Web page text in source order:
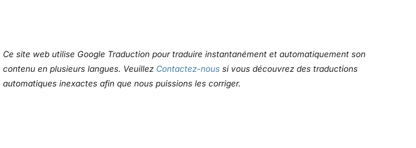
Ce site web utilise Google Traduction pour traduire instantanément et automatiquement son
contenu en plusieurs langues. Veuillez Contactez-nous si vous découvrez des traductions
automatiques inexactes afin que nous puissions les corriger.